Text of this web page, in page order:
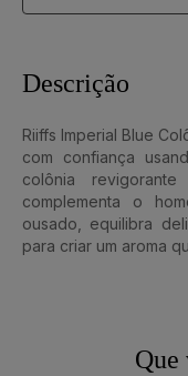
Descrição
Riiffs Imperial Blue
com confiança
colônia
complementa o
ousado, equilibra
para criar um aroma